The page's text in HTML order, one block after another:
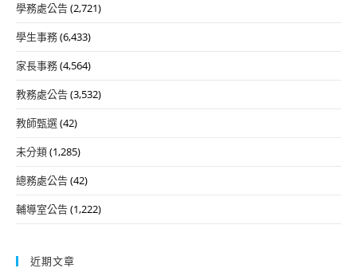
學務處公告(2,721)
學生事務(6,433)
家長事務(4,564)
教務處公告(3,532)
教師甄選(42)
未分類(1,285)
總務處公告(42)
輔導室公告(1,222)
近期文章